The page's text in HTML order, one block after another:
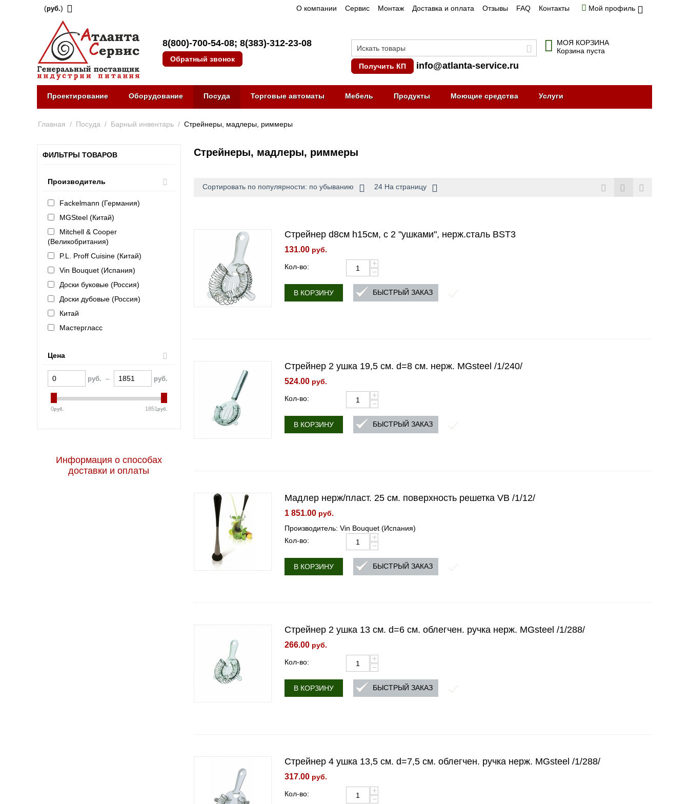
(руб.) О компании Сервис Монтаж Доставка и оплата Отзывы FAQ Контакты Мой профиль
8(800)-700-54-08; 8(383)-312-23-08
Обратный звонок
Получить КП
info@atlanta-service.ru
МОЯ КОРЗИНА
Корзина пуста
Проектирование Оборудование Посуда Торговые автоматы Мебель Продукты Моющие средства Услуги
Главная / Посуда / Барный инвентарь / Стрейнеры, мадлеры, риммеры
ФИЛЬТРЫ ТОВАРОВ
Производитель
Fackelmann (Германия)
MGSteel (Китай)
Mitchell & Cooper
(Великобритания)
P.L. Proff Cuisine (Китай)
Vin Bouquet (Испания)
Доски буковые (Россия)
Доски дубовые (Россия)
Китай
Мастергласс
Цена
руб. – руб.
0руб. 1851руб.
Информация о способах
доставки и оплаты
Стрейнеры, мадлеры, риммеры
Сортировать по популярности: по убыванию 24 На страницу
Стрейнер d8см h15см, с 2 "ушками", нерж.сталь BST3
131.00 руб.
Кол-во:
+
−
В КОРЗИНУ БЫСТРЫЙ ЗАКАЗ
Стрейнер 2 ушка 19,5 см. d=8 см. нерж. MGsteel /1/240/
524.00 руб.
Кол-во:
+
−
В КОРЗИНУ БЫСТРЫЙ ЗАКАЗ
Мадлер нерж/пласт. 25 см. поверхность решетка VB /1/12/
1 851.00 руб.
Производитель: Vin Bouquet (Испания)
Кол-во:
+
−
В КОРЗИНУ БЫСТРЫЙ ЗАКАЗ
Стрейнер 2 ушка 13 см. d=6 см. облегчен. ручка нерж. MGsteel /1/288/
266.00 руб.
Кол-во:
+
−
В КОРЗИНУ БЫСТРЫЙ ЗАКАЗ
Стрейнер 4 ушка 13,5 см. d=7,5 см. облегчен. ручка нерж. MGsteel /1/288/
317.00 руб.
Кол-во:
+
−